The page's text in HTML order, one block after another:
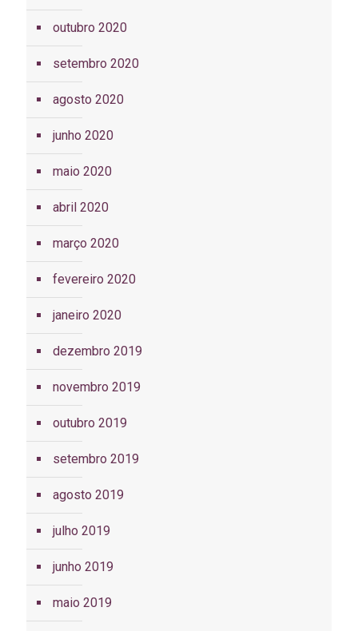
outubro 2020
setembro 2020
agosto 2020
junho 2020
maio 2020
abril 2020
março 2020
fevereiro 2020
janeiro 2020
dezembro 2019
novembro 2019
outubro 2019
setembro 2019
agosto 2019
julho 2019
junho 2019
maio 2019